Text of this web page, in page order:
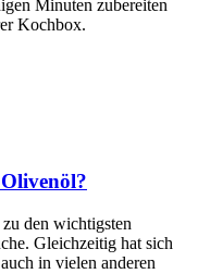
Minuten zubereiten
Kochbox.
den wichtigsten
Gleichzeitig hat sich
in vielen anderen